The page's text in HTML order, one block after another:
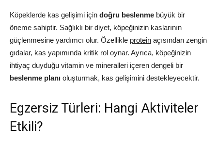
Köpeklerde kas gelişimi için doğru beslenme büyük bir
öneme sahiptir. Sağlıklı bir diyet, köpeğinizin kaslarının
güçlenmesine yardımcı olur. Özellikle protein açısından zengin
gıdalar, kas yapımında kritik rol oynar. Ayrıca, köpeğinizin
ihtiyaç duyduğu vitamin ve mineralleri içeren dengeli bir
beslenme planı oluşturmak, kas gelişimini destekleyecektir.
Egzersiz Türleri: Hangi Aktiviteler
Etkili?